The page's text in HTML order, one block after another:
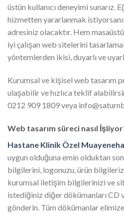
üstün kullanıcı deneyimi sunarız.
hizmetten yararlanmak
adresiniz olacaktır. Hem
iyi çalışan web sitelerini
yöntemlerden ikisi, duyarlı ve
Kurumsal ve kişisel web tasarım
ulaşabilir ve hızlıca teklif
0212 909 1809 veya
Web tasarım süreci nasıl
Hastane Klinik Özel
uygun olduğuna emin olduktan
bilgilerini, logonuzu, ürün
kurumsal iletişim bilgilerinizi ve
istediğiniz diğer dökümanları CD
gönderin. Tüm dökümanlar